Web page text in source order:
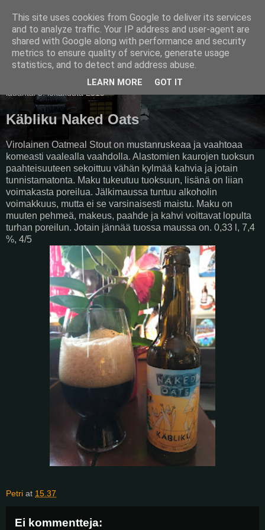
Pullollinen
lauantai 5. lokakuuta 2019
Käbliku Naked Oats
Virolainen Oatmeal Stout on mustanruskeaa ja vaahtoaa
komeasti vaalealla vaahdolla. Alastomien kaurojen tuoksun
paahteisuuteen sekoittuu vähän kylmää kahvia ja jotain
tunnistamatonta. Maku tukeutuu tuoksuun, lisänä on liian
voimakasta poreilua. Jälkimaussa tuntuu alkoholin
voimakkuus, mutta ei se varsinaisesti maistu. Maku on
muuten pehmeä, makeus, paahde ja kahvi voittavat lopulta
turhan poreilun. Jotain jännää tuossa maussa on. 0,33 l, 7,4
%, 4/5
Petri at 15.37
Ei kommentteja:
This site uses cookies from Google to deliver its services
and to analyze traffic. Your IP address and user-agent are
shared with Google along with performance and security
metrics to ensure quality of service, generate usage
statistics, and to detect and address abuse.
LEARN MORE GOT IT